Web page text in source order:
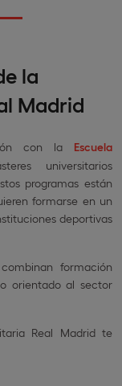
la
Madrid
con la Escuela
universitarios
programas están
formarse en un
deportivas
formación
orientado al sector
Real Madrid te